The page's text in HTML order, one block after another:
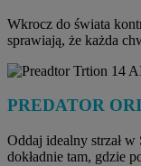
Wkrocz do świata
sprawiają, że każda
PREDATOR
Oddaj idealny strzał
dokładnie tam, gdzie